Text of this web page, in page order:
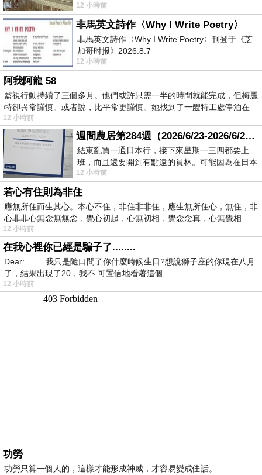
顧都會去看一下。他們偶爾會引進 C
12 小時前
非馬英文詩作〈Why I Write Poetry〉
非馬英文詩作〈Why I Write Poetry〉刊登于《芝
加哥时报》2026.8.7
12 小時前
阿我阿龍 58
監視行動持續了三個多月。他們或許只需一半的時間就能完成，但梅麗
特卻異常謹慎。或者說，比平常更謹慎。她找到了一艘特工處停泊在
12 小時前
週間農居第284週（2026/6/23-2026/6/24) 夏至 金黃稻浪洋溢豐收喜悅
結束亂買一通日本行，接下來星期一三四都要上
班，而且還要開到有點遠的員林。可能因為在日本
花不少錢，星期一出門上班時，心裡沒有一
12 小時前
若心有住則為非住
應無所住而生其心。本心不住，非住非非住，應生無所住心，無住，非
心非非心無念無無念，覺心初起，心無初相，覺念念真，心無覺相
12 小時前
在我心裡你已經是騙子了........
Dear: 我只是隨口問了你什麼時候生日?想說獅子座的你現在八月
了，結果出現了20，我不 可置信地看著這個
12 小時前
功勞
功勞只算一個人的，這樣才能形成神威，才容易變成佳話。